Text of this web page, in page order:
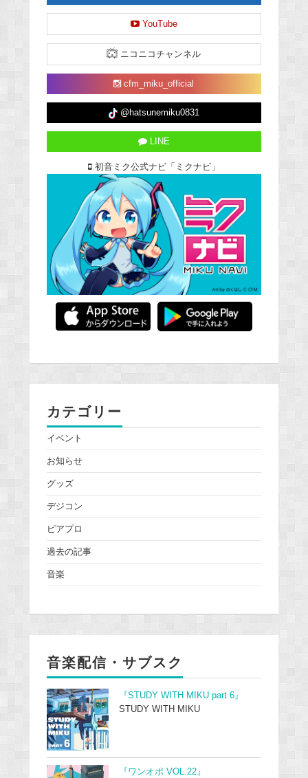
YouTube
ニコニコチャンネル
cfm_miku_official
@hatsunemiku0831
LINE
初音ミク公式ナビ「ミクナビ」
カテゴリー
イベント
お知らせ
グッズ
デジコン
ピアプロ
過去の記事
音楽
音楽配信・サブスク
『STUDY WITH MIKU part 6』
STUDY WITH MIKU
『ワンオポ VOL.22』